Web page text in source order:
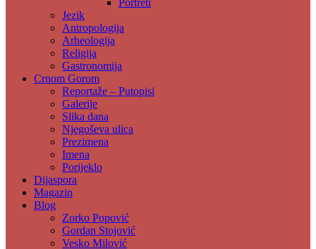
Portreti
Jezik
Antropologija
Arheologija
Religija
Gastronomija
Crnom Gorom
Reportaže – Putopisi
Galerije
Slika dana
Njegoševa ulica
Prezimena
Imena
Porijeklo
Dijaspora
Magazin
Blog
Zorko Popović
Gordan Stojović
Vesko Milović